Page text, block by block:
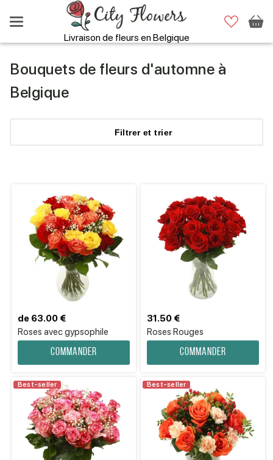
Livraison de fleurs en Belgique
Bouquets de fleurs d'automne à
Belgique
Filtrer et trier
Roses avec gypsophile
de 63.00 €
Commander
Roses Rouges
31.50 €
Commander
Best-seller Best-seller